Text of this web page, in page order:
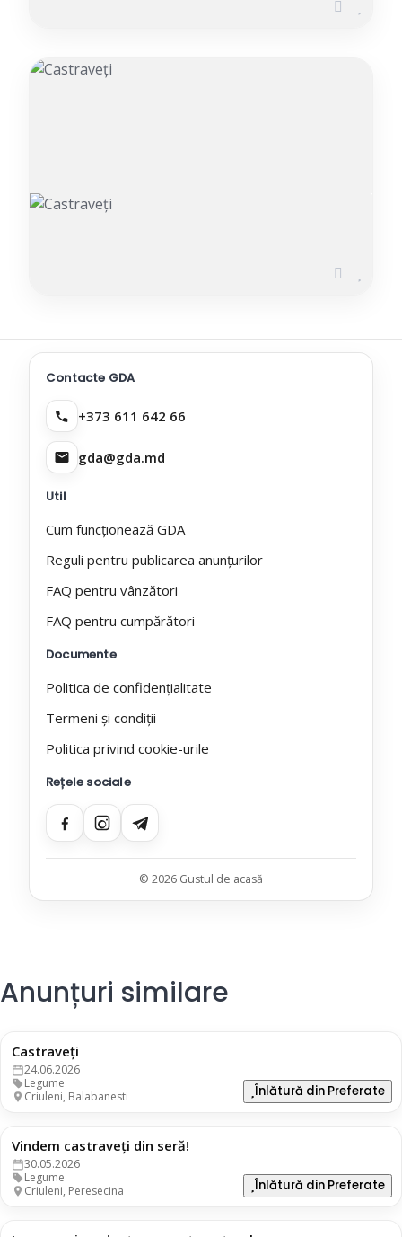
Castraveți
Contacte GDA
+373 611 642 66
gda@gda.md
Util
Cum funcționează GDA
Reguli pentru publicarea anunțurilor
FAQ pentru vânzători
FAQ pentru cumpărători
Documente
Politica de confidențialitate
Termeni și condiții
Politica privind cookie-urile
Rețele sociale
© 2026 Gustul de acasă
Anunțuri similare
Castraveți
24.06.2026
Legume
Criuleni, Balabanesti
Înlătură din Preferate
Vindem castraveți din seră!
30.05.2026
Legume
Criuleni, Peresecina
Înlătură din Preferate